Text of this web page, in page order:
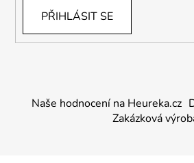
PŘIHLÁSIT SE
Naše hodnocení na Heureka.cz
Zakázková